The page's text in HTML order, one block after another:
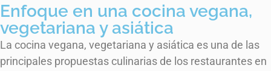
Enfoque en una cocina vegana,
vegetariana y asiática
La cocina vegana, vegetariana y asiática es una de las
principales propuestas culinarias de los restaurantes en